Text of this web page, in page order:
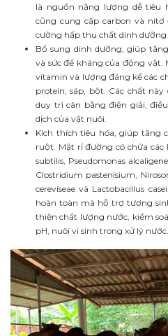
là nguồn năng lượng dễ tiêu
cũng cung cấp carbon và
cường hấp thu chất dinh dưỡng
Bổ sung dinh dưỡng, giúp
và sức đề kháng của động
vitamin và lượng đáng kể các
protein, sáp, bột. Các chất
duy trì cân bằng điện giải,
dịch của vật nuôi.
Kích thích tiêu hóa, giúp tăng
ruột. Mật rỉ đường có chứa các
subtilis, Pseudomonas
Clostridium pastenisium,
cereviseae và Lactobacillus
hoàn toàn mà hỗ trợ tương
thiện chất lượng nước, kiểm
pH, nuôi vi sinh trong xử lý nước.